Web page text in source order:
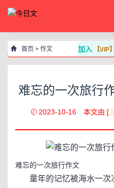
首页 > 作文 加入【VIP】
难忘的一次旅行
2023-10-16 本文由:[
难忘的一次旅行作文
童年的记忆被海水一次